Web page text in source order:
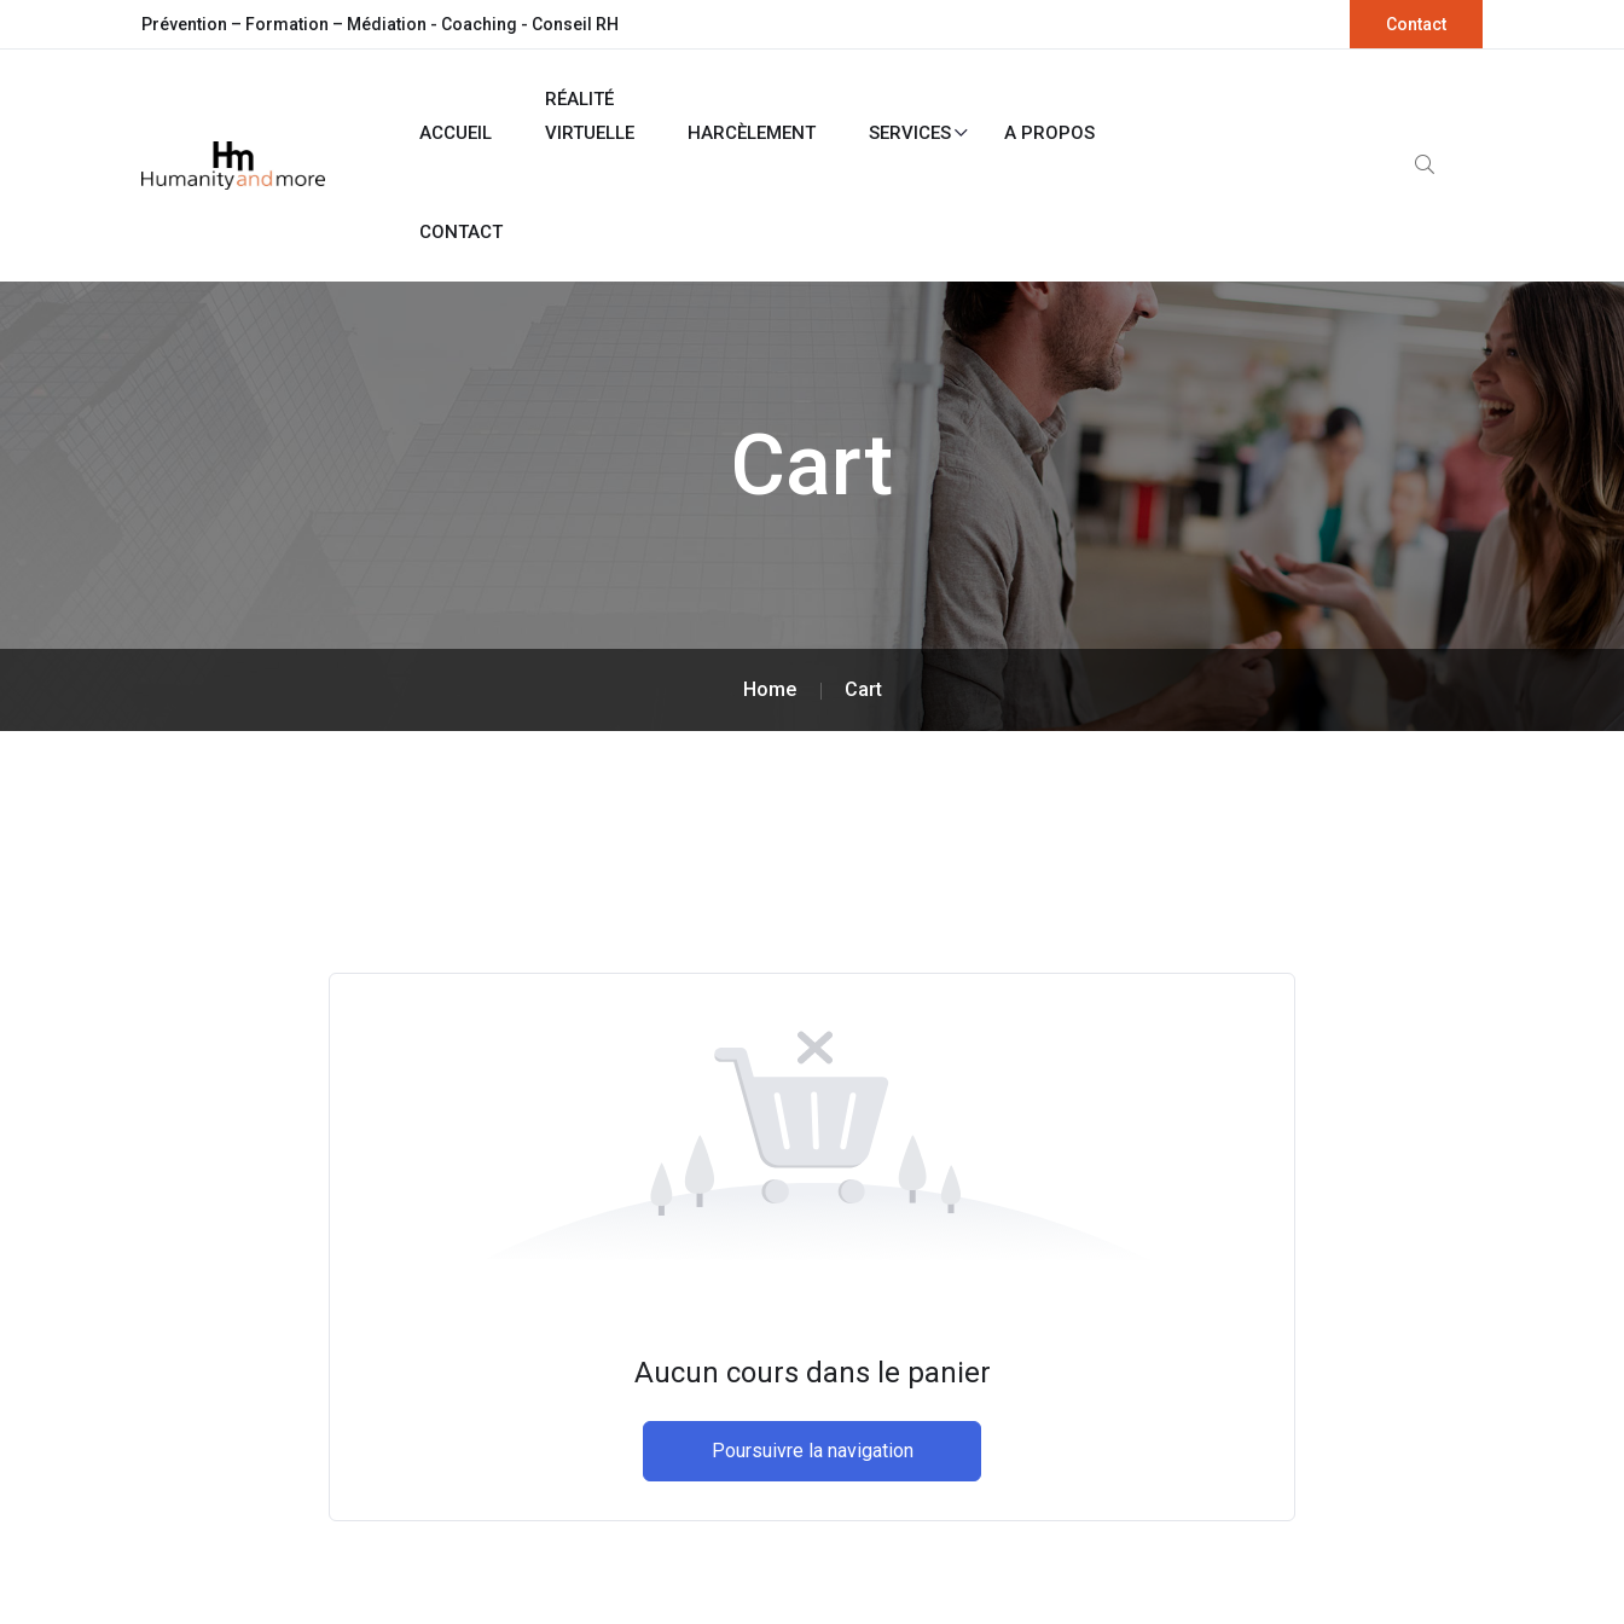
Prévention – Formation – Médiation - Coaching - Conseil RH Contact
ACCUEIL
RÉALITÉ
VIRTUELLE
HARCÈLEMENT SERVICES A PROPOS
CONTACT
Cart
Home Cart
Aucun cours dans le panier
Poursuivre la navigation